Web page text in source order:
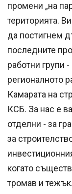
промени „на
територията.
да постигнем
последните
работни групи
регионалното
Камарата на
КСБ. За нас е
отделни - за
за
когато
тромав и тежък.